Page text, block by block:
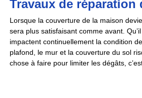
Travaux de réparation
Lorsque la couverture de la maison
sera plus satisfaisant comme avant.
impactent continuellement la condition
plafond, le mur et la couverture du sol
chose à faire pour limiter les dégâts,